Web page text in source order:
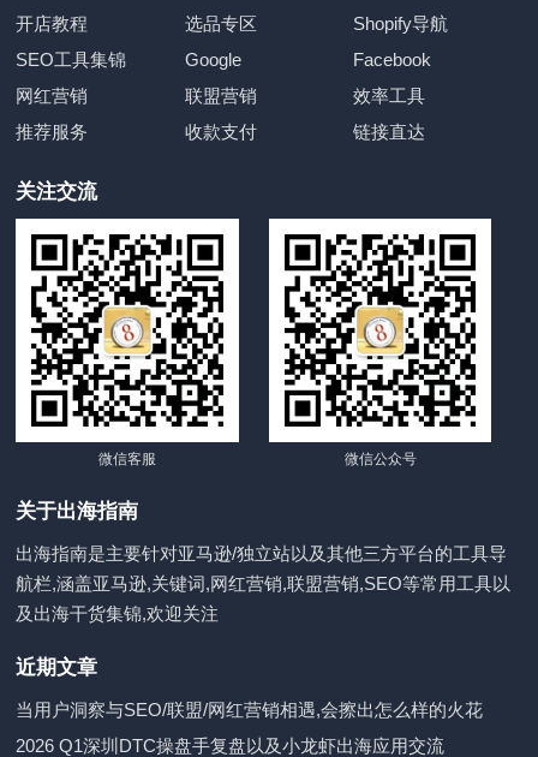
开店教程
选品专区
Shopify导航
SEO工具集锦
Google
Facebook
网红营销
联盟营销
效率工具
推荐服务
收款支付 链接直达
关注交流
微信客服 微信公众号
关于出海指南
出海指南是主要针对亚马逊/独立站以及其他三方平台的工具导
航栏,涵盖亚马逊,关键词,网红营销,联盟营销,SEO等常用工具以
及出海干货集锦,欢迎关注
近期文章
当用户洞察与SEO/联盟/网红营销相遇,会擦出怎么样的火花
2026 Q1深圳DTC操盘手复盘以及小龙虾出海应用交流